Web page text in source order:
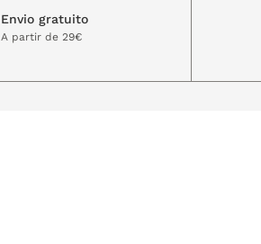
Envio gratuito
A partir de 29€